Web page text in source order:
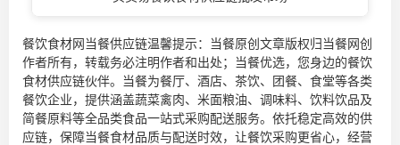
餐饮食材网当餐供应链温馨提示：当餐原创文章版权归当餐网创
作者所有，转载务必注明作者和出处；当餐优选，您身边的餐饮
食材供应链伙伴。当餐为餐厅、酒店、茶饮、团餐、食堂等各类
餐饮企业，提供涵盖蔬菜禽肉、米面粮油、调味料、饮料饮品及
简餐原料等全品类食品一站式采购配送服务。依托稳定高效的供
应链，保障当餐食材品质与配送时效，让餐饮采购更省心，经营